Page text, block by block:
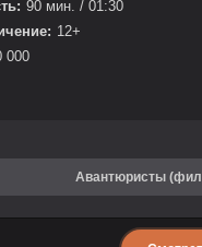
90 мин. / 01:30
12+
000
Авантюристы